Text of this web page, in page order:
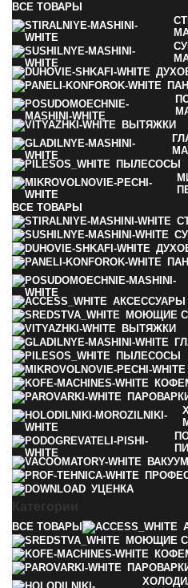
ВСЕ ТОВАРЫ
ВЫТЯЖКИ
ПЫЛЕСОСЫ
ВСЕ ТОВАРЫ
АКСЕССУАРЫ
МОЮЩИЕ
ВЫТЯЖКИ
ПЫЛЕСОСЫ
УЦЕНКА
Категории
ВСЕ ТОВАРЫ
МОЮЩИЕ